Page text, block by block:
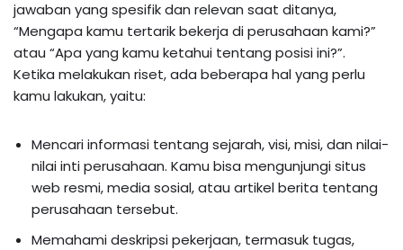
jawaban yang spesifik dan relevan saat ditanya,
“Mengapa kamu tertarik bekerja di perusahaan kami?”
atau “Apa yang kamu ketahui tentang posisi ini?”.
Ketika melakukan riset, ada beberapa hal yang perlu
kamu lakukan, yaitu:
Mencari informasi tentang sejarah, visi, misi, dan nilai-
nilai inti perusahaan. Kamu bisa mengunjungi situs
web resmi, media sosial, atau artikel berita tentang
perusahaan tersebut.
Memahami deskripsi pekerjaan, termasuk tugas,